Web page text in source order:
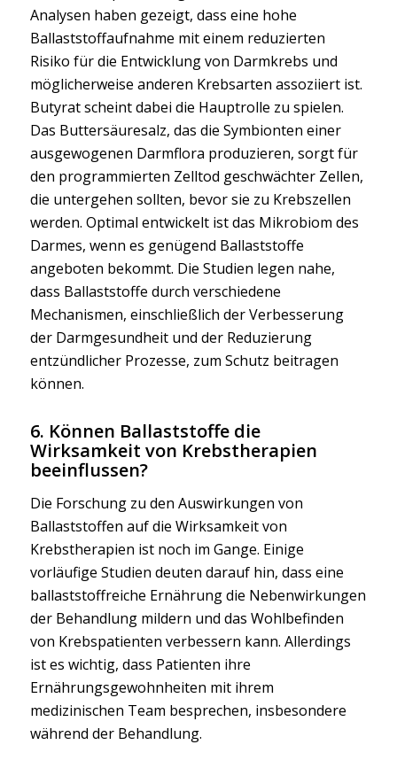
Analysen haben gezeigt, dass eine hohe
Ballaststoffaufnahme mit einem reduzierten
Risiko für die Entwicklung von Darmkrebs und
möglicherweise anderen Krebsarten assoziiert ist.
Butyrat scheint dabei die Hauptrolle zu spielen.
Das Buttersäuresalz, das die Symbionten einer
ausgewogenen Darmflora produzieren, sorgt für
den programmierten Zelltod geschwächter Zellen,
die untergehen sollten, bevor sie zu Krebszellen
werden. Optimal entwickelt ist das Mikrobiom des
Darmes, wenn es genügend Ballaststoffe
angeboten bekommt. Die Studien legen nahe,
dass Ballaststoffe durch verschiedene
Mechanismen, einschließlich der Verbesserung
der Darmgesundheit und der Reduzierung
entzündlicher Prozesse, zum Schutz beitragen
können.
6. Können Ballaststoffe die
Wirksamkeit von Krebstherapien
beeinflussen?
Die Forschung zu den Auswirkungen von
Ballaststoffen auf die Wirksamkeit von
Krebstherapien ist noch im Gange. Einige
vorläufige Studien deuten darauf hin, dass eine
ballaststoffreiche Ernährung die Nebenwirkungen
der Behandlung mildern und das Wohlbefinden
von Krebspatienten verbessern kann. Allerdings
ist es wichtig, dass Patienten ihre
Ernährungsgewohnheiten mit ihrem
medizinischen Team besprechen, insbesondere
während der Behandlung.